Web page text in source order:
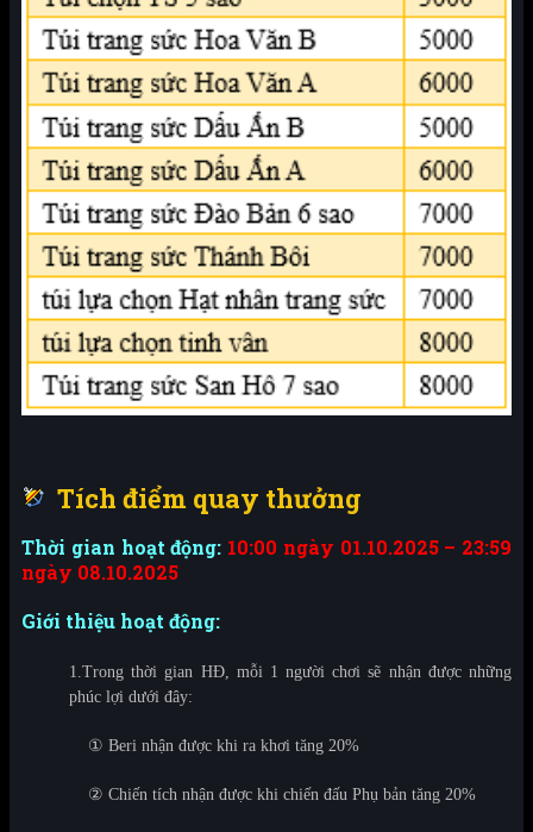
Tích điểm quay thưởng
Thời gian hoạt động: 10:00 ngày 01.10.2025 – 23:59
ngày 08.10.2025
Giới thiệu hoạt động:
1.Trong thời gian HĐ, mỗi 1 người chơi sẽ nhận được những
phúc lợi dưới đây:
① Beri nhận được khi ra khơi tăng 20%
② Chiến tích nhận được khi chiến đấu Phụ bản tăng 20%